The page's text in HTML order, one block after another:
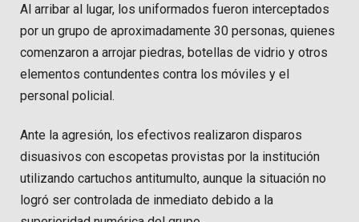
Al arribar al lugar, los uniformados fueron interceptados
por un grupo de aproximadamente 30 personas, quienes
comenzaron a arrojar piedras, botellas de vidrio y otros
elementos contundentes contra los móviles y el
personal policial.
Ante la agresión, los efectivos realizaron disparos
disuasivos con escopetas provistas por la institución
utilizando cartuchos antitumulto, aunque la situación no
logró ser controlada de inmediato debido a la